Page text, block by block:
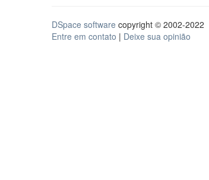
DSpace software copyright © 2002-2022
Entre em contato | Deixe sua opinião